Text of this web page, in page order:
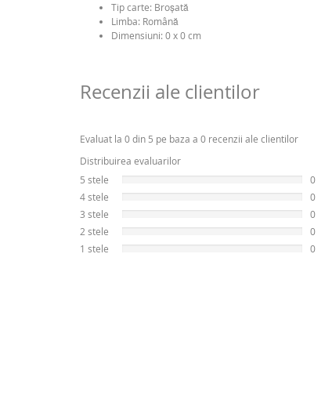
Tip carte: Broşată
Limba: Română
Dimensiuni: 0 x 0 cm
Recenzii ale clientilor
Evaluat la 0 din 5 pe baza a 0 recenzii ale clientilor
Distribuirea evaluarilor
5 stele
0
4 stele
0
3 stele
0
2 stele
0
1 stele
0